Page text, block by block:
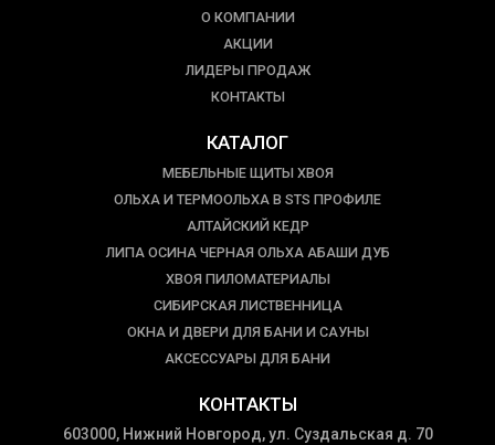
О КОМПАНИИ
АКЦИИ
ЛИДЕРЫ ПРОДАЖ
КОНТАКТЫ
КАТАЛОГ
МЕБЕЛЬНЫЕ ЩИТЫ ХВОЯ
ОЛЬХА И ТЕРМООЛЬХА В STS ПРОФИЛЕ
АЛТАЙСКИЙ КЕДР
ЛИПА ОСИНА ЧЕРНАЯ ОЛЬХА АБАШИ ДУБ
ХВОЯ ПИЛОМАТЕРИАЛЫ
СИБИРСКАЯ ЛИСТВЕННИЦА
ОКНА И ДВЕРИ ДЛЯ БАНИ И САУНЫ
АКСЕССУАРЫ ДЛЯ БАНИ
КОНТАКТЫ
603000, Нижний Новгород, ул. Суздальская д. 70